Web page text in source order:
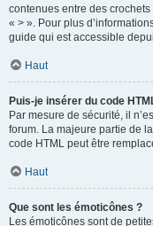
contenues entre des
« > ». Pour plus
guide qui est accessible
Haut
Puis-je insérer du code
Par mesure de sécurité, il
forum. La majeure partie de
code HTML peut être
Haut
Que sont les émoticônes ?
Les émoticônes sont de